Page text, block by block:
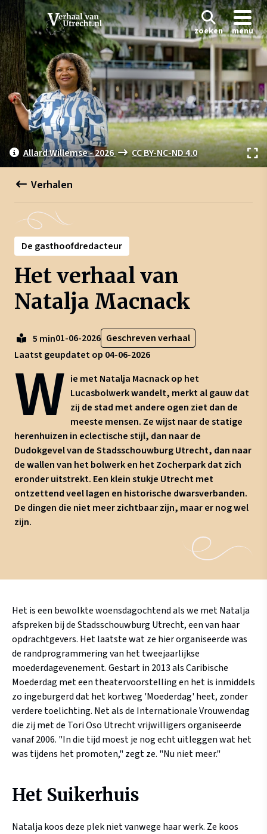
zoeken menu
Allard Willemse - 2026 CC BY-NC-ND 4.0
Verhalen
De gasthoofdredacteur
Het verhaal van
Natalja Macnack
5 min01-06-2026 Geschreven verhaal
Laatst geupdatet op 04-06-2026
W ie met Natalja Macnack op het
Lucasbolwerk wandelt, merkt al gauw dat
zij de stad met andere ogen ziet dan de
meeste mensen. Ze wijst naar de statige
herenhuizen in eclectische stijl, dan naar de
Dudokgevel van de Stadsschouwburg Utrecht, dan naar
de wallen van het bolwerk en het Zocherpark dat zich
eronder uitstrekt. Een klein stukje Utrecht met
ontzettend veel lagen en historische dwarsverbanden.
De dingen die niet meer zichtbaar zijn, maar er nog wel
zijn.
Het is een bewolkte woensdagochtend als we met Natalja
afspreken bij de Stadsschouwburg Utrecht, een van haar
opdrachtgevers. Het laatste wat ze hier organiseerde was
de randprogrammering van het tweejaarlijkse
moederdagevenement. Gestart in 2013 als Caribische
Moederdag met een theatervoorstelling en het is inmiddels
zo ingeburgerd dat het kortweg 'Moederdag' heet, zonder
verdere toelichting. Net als de Internationale Vrouwendag
die zij met de Tori Oso Utrecht vrijwilligers organiseerde
vanaf 2006. "In die tijd moest je nog echt uitleggen wat het
was tijdens het promoten," zegt ze. "Nu niet meer."
Het Suikerhuis
Natalja koos deze plek niet vanwege haar werk. Ze koos